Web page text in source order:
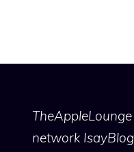
TheAppleLounge
network